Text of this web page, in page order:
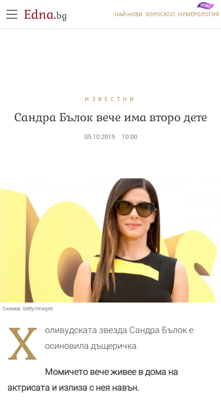
Edna.bg НАЙ-НОВИ ХОРОСКОП НУМЕРОЛОГИЯ
ИЗВЕСТНИ
Сандра Бълок вече има второ дете
05.10.2015 10:00
Снимка: Getty/Images
Х
оливудската звезда Сандра Бълок е
осиновила дъщеричка.
Момичето вече живее в дома на
актрисата и излиза с нея навън.